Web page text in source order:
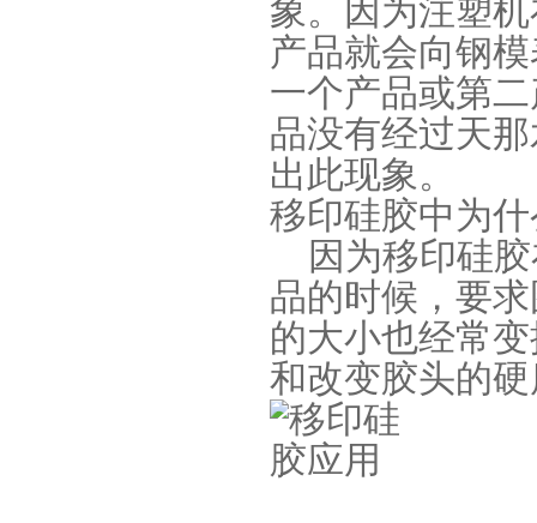
象。因为注塑
产品就会向钢
一个产品或第
品没有经过天
出此现象。
移印硅胶中为
因为移印硅胶
品的时候，要
的大小也经常
和改变胶头的